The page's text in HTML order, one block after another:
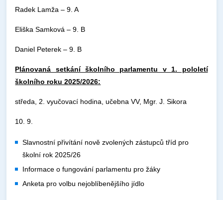
Radek Lamža – 9. A
Eliška Samková – 9. B
Daniel Peterek – 9. B
Plánovaná setkání školního parlamentu v 1. pololetí
školního roku 2025/2026:
středa, 2. vyučovací hodina, učebna VV, Mgr. J. Sikora
10. 9.
Slavnostní přivítání nově zvolených zástupců tříd pro
školní rok 2025/26
Informace o fungování parlamentu pro žáky
Anketa pro volbu nejoblíbenějšího jídlo